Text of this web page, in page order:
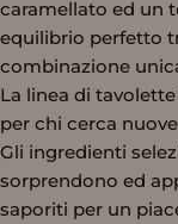
caramellato ed un
equilibrio perfetto
combinazione
La linea di
per chi cerca
Gli ingredienti
sorprendono ed
saporiti per un